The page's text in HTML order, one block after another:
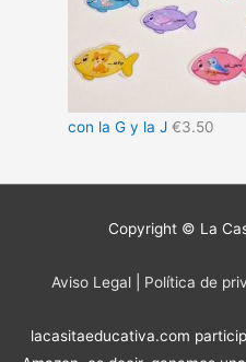
con la G y la J €3.50
Copyright © La
Aviso Legal| Política de
lacasitaeducativa.com